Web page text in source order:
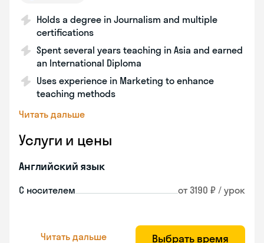
Holds a degree in Journalism and multiple
certifications
Spent several years teaching in Asia and earned
an International Diploma
Uses experience in Marketing to enhance
teaching methods
Читать дальше
Услуги и цены
Английский язык
С носителем от 3190 ₽ / урок
Читать дальше Выбрать время